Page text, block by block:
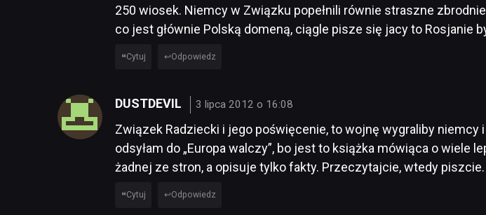
250 wiosek. Niemcy w Związku popełnili równie straszne
co jest głównie Polską domeną, ciągle pisze się jacy to Rosjanie
Cytuj Odpowiedz
DUSTDEVIL 3 lipca 2012 o 16:08
Związek Radziecki i jego poświęcenie, to wojnę wygraliby
odsyłam do „Europa walczy”, bo jest to książka mówiąca o
żadnej ze stron, a opisuje tylko fakty. Przeczytajcie, wtedy piszcie.
Cytuj Odpowiedz